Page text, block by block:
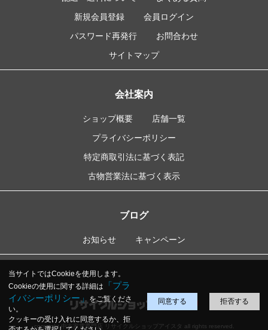
当サイトではCookieを使用します。
Cookieの使用に関する詳細は
「プラ
イバシーポリシー」 をご覧くださ
い。
クッキーの受け入れに同意するか、拒
同意する 拒否する
新規会員登録
会員ログイン
パスワード再発行
お問合わせ
サイトマップ
会社案内
ショップ概要
店舗一覧
プライバシーポリシー
特定商取引法に基づく表記
古物営業法に基づく表示
ブログ
お知らせ キャンペーン
copyright 中古家電専門店 リサイクルショップアイスタ all rights reserved.